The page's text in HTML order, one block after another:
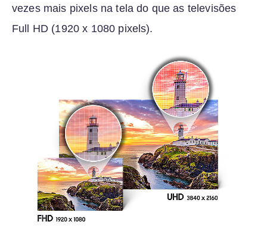
vezes mais pixels na tela do que as televisões
Full HD (1920 x 1080 pixels).